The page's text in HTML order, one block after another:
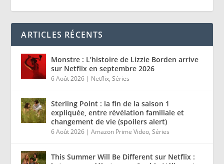
ARTICLES RÉCENTS
Monstre : L’histoire de Lizzie Borden arrive
sur Netflix en septembre 2026
6 Août 2026 | Netflix,Séries
Sterling Point : la fin de la saison 1
expliquée, entre révélation familiale et
changement de vie (spoilers alert)
6 Août 2026 |Amazon Prime Video,Séries
This Summer Will Be Different sur Netflix :